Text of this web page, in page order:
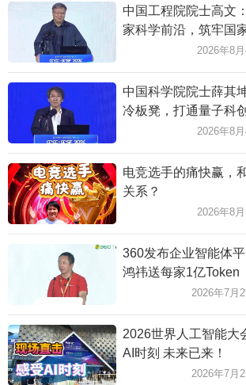
中国工程院院士高文
家科学前沿，筑牢国
2026年8
中国科学院院士薛其
冷板凳，打通量子科
2026年8
电竞选手的痛快赢，
关系？
2026年8
360发布企业智能体平
鸿祎送每家1亿Token
2026年7月
2026世界人工智能大
AI时刻 未来已来！
2026年7月